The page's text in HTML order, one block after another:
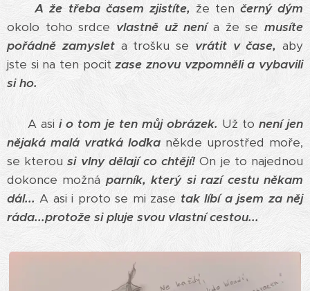
A že třeba časem zjistíte, že ten černý dým
okolo toho srdce vlastně už nenía že se musíte
pořádně zamyslet a trošku se vrátit v čase, aby
jste si na ten pocitzase znovu vzpomněli a vybavili
si ho.
A asi i o tom je ten můj obrázek. Už to není jen
nějaká malá vratká loďka někde uprostřed moře,
se kterousi vlny dělají co chtějí! On je to najednou
dokonce možná parník, který si razí cestu někam
dál... A asi i proto se mi zase tak líbí a jsem za něj
ráda...protože si pluje svou vlastní cestou...